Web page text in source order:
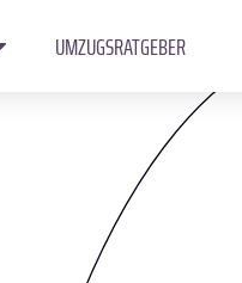
UMZUGSRATGEBER